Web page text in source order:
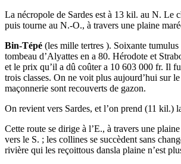
La nécropole de Sardes est à 13 kil. au N. Le
puis tourne au N.-O., à travers une plaine
Bin-Tépé (les mille tertres ). Soixante
tombeau d’Alyattes en a 80. Hérodote et
et le prix qu’il a dû coûter a 10 603 000 fr. Il
trois classes. On ne voit plus aujourd’hui sur
maçonnerie sont recouverts de gazon.
On revient vers Sardes, et l’on prend (11 kil.)
Cette route se dirige à l’E., à travers une
vers le S. ; les collines se succèdent sans
rivière qui les reçoittous dansla plaine n’est